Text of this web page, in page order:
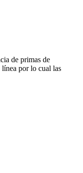
de primas de
línea por lo cual las